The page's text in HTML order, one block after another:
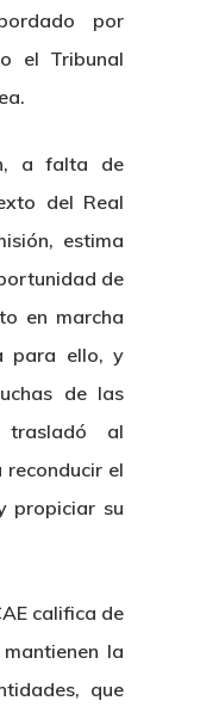
por
el Tribunal
a falta de
del Real
estima
de
en marcha
para ello, y
de las
trasladó al
reconducir el
propiciar su
califica de
la
que